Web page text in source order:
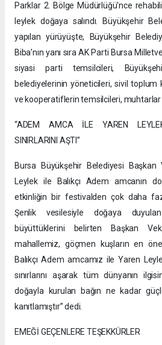
Parklar 2. Bölge Müdürlüğü'nce
leylek doğaya salındı. Büyükşehir
yapılan yürüyüşte, Büyükşehir
Biba’nın yanı sıra AK Parti Bursa
siyasi parti temsilcileri,
belediyelerinin yöneticileri, sivil toplum
ve kooperatiflerin temsilcileri, muhtarlar
“ADEM AMCA İLE YAREN
SINIRLARINI AŞTI”
Bursa Büyükşehir Belediyesi
Leylek ile Balıkçı Adem amcanın
etkinliğin bir festivalden çok daha
Şenlik vesilesiyle doğaya
büyüttüklerini belirten Başkan
mahallemiz, göçmen kuşların en
Balıkçı Adem amcamız ile Yaren
sınırlarını aşarak tüm dünyanın
doğayla kurulan bağın ne kadar
kanıtlamıştır” dedi.
EMEĞİ GEÇENLERE TEŞEKKÜRLER